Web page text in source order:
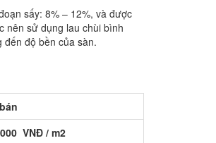
sấy: 8% – 12%, và được
nên sử dụng lau chùi bình
độ bền của sàn.
VNĐ / m2